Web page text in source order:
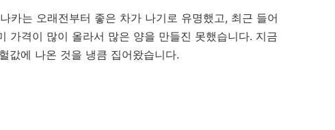
카는 오래전부터 좋은 차가 나기로 유명했고, 최근 들어
가격이 많이 올라서 많은 양을 만들진 못했습니다. 지금
값에 나온 것을 냉큼 집어왔습니다.